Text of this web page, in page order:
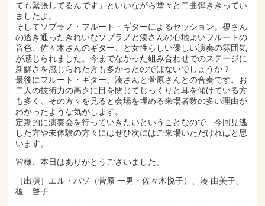
ても緊張してるんです」といいながら堂々と二曲弾ききってい
ましたよ。
そしてソプラノ・フルート・ギターによるセッション。榎さん
の透き通ったきれいなソプラノと湊さんの心地よいフルートの
音色、佐々木さんのギター、と女性らしい優しい演奏の雰囲気
が感じられました。今までなかった組み合わせでのステージに
新鮮さを感じられた方も多かったのではないでしょうか？
最後にフルート・ギター、湊さんと菅原さんとの合奏です。お
二人の技術力の高さに目を閉じてじっくりと耳を傾けている方
も多く、その方々を見ると会場を埋める来場者数の多い理由が
わかったような気がします。
定期的に演奏会を行っていきたいということなので、今回見逃
した方や未体験の方々にはぜひ次にはご来場いただければと思
います。
皆様、本日はありがとうございました。
［出演］エル・パソ（菅原 一男・佐々木悦子）、湊 由美子、
榎 啓子